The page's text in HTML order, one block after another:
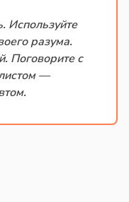
Используйте
разума.
Поговорите с
—